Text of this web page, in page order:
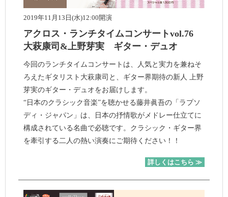
2019年11月13日(水)12:00開演
アクロス・ランチタイムコンサートvol.76
大萩康司&上野芽実 ギター・デュオ
今回のランチタイムコンサートは、人気と実力を兼ねそ
ろえたギタリスト大萩康司と、ギター界期待の新人 上野
芽実のギター・デュオをお届けします。
“日本のクラシック音楽”を聴かせる藤井眞吾の「ラプソ
ディ・ジャパン」は、日本の抒情歌がメドレー仕立てに
構成されている名曲で必聴です。クラシック・ギター界
を牽引する二人の熱い演奏にご期待ください！！
詳しくはこちら ≫